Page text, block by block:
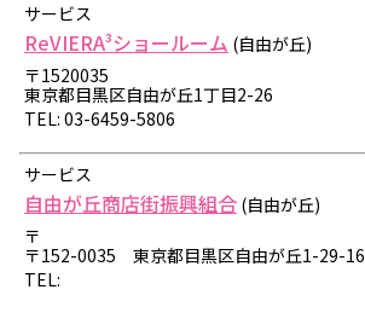
サービス
ReVIERA³ショールーム (自由が丘)
〒1520035
東京都目黒区自由が丘1丁目2-26
TEL: 03-6459-5806
サービス
自由が丘商店街振興組合 (自由が丘)
〒
〒152-0035 東京都目黒区自由が丘1-29-16
TEL: